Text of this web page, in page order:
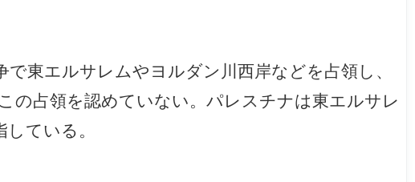
東エルサレムやヨルダン川西岸などを占領し、
の占領を認めていない。パレスチナは東エルサレ
ている。